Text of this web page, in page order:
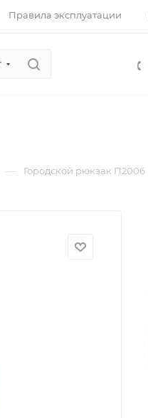
Правила эксплуатации
— Городской рюкзак П2006